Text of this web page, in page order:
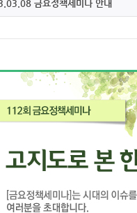
금요정책세미나 안내